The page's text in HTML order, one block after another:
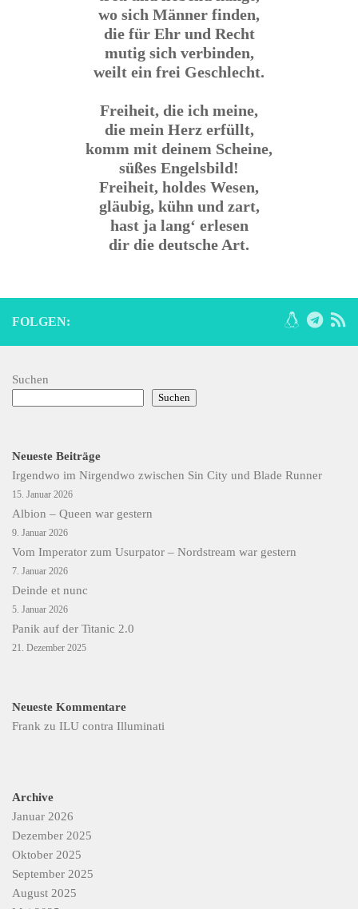
wo sich Männer finden,
die für Ehr und Recht
mutig sich verbinden,
weilt ein frei Geschlecht.
Freiheit, die ich meine,
die mein Herz erfüllt,
komm mit deinem Scheine,
süßes Engelsbild!
Freiheit, holdes Wesen,
gläubig, kühn und zart,
hast ja lang‘ erlesen
dir die deutsche Art.
FOLGEN:
Suchen
Suchen
Neueste Beiträge
Irgendwo im Nirgendwo zwischen Sin City und Blade Runner
15. Januar 2026
Albion – Queen war gestern
9. Januar 2026
Vom Imperator zum Usurpator – Nordstream war gestern
7. Januar 2026
Deinde et nunc
5. Januar 2026
Panik auf der Titanic 2.0
21. Dezember 2025
Neueste Kommentare
Frank zu ILU contra Illuminati
Archive
Januar 2026
Dezember 2025
Oktober 2025
September 2025
August 2025